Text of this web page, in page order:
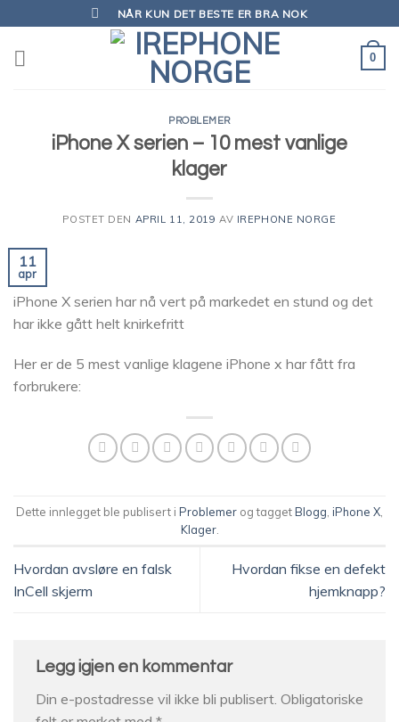
to
content
NÅR KUN DET BESTE ER BRA NOK
0
PROBLEMER
iPhone X serien – 10 mest vanlige
klager
POSTET DEN APRIL 11, 2019 AV IREPHONE NORGE
11
apr
iPhone X serien har nå vert på markedet en stund og det
har ikke gått helt knirkefritt
Her er de 5 mest vanlige klagene iPhone x har fått fra
forbrukere:
Dette innlegget ble publisert i Problemer og tagget Blogg iPhone X
Klager.
Hvordan avsløre en falsk
InCell skjerm
Hvordan fikse en defekt
hjemknapp?
Legg igjen en kommentar
Din e-postadresse vil ikke bli publisert. Obligatoriske